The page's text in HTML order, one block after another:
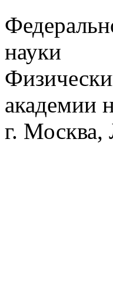
науки
академии
г. Москва,